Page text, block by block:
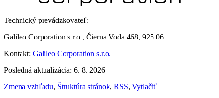
Technický prevádzkovateľ:
Galileo Corporation s.r.o., Čierna Voda 468, 925 06
Kontakt: Galileo Corporation s.r.o.
Posledná aktualizácia: 6. 8. 2026
Zmena vzhľadu, Štruktúra stránok, RSS, Vytlačiť